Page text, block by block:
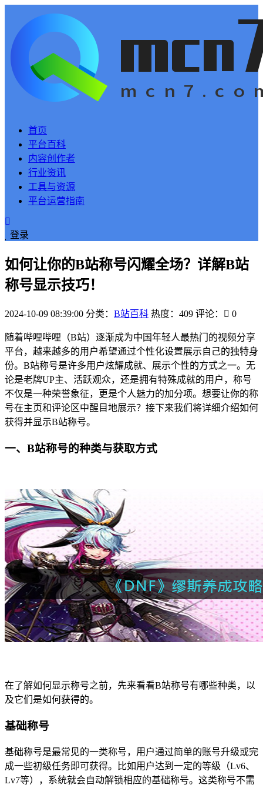
首页
平台百科
内容创作者
行业资讯
工具与资源
平台运营指南
登录
如何让你的B站称号闪耀全场？详解B站
称号显示技巧！
2024-10-09 08:39:00 分类： B站百科 热度：409 评论： 0
随着哔哩哔哩（B站）逐渐成为中国年轻人最热门的视频分享
平台，越来越多的用户希望通过个性化设置展示自己的独特身
份。B站称号是许多用户炫耀成就、展示个性的方式之一。无
论是老牌UP主、活跃观众，还是拥有特殊成就的用户，称号
不仅是一种荣誉象征，更是个人魅力的加分项。想要让你的称
号在主页和评论区中醒目地展示？接下来我们将详细介绍如何
获得并显示B站称号。
一、B站称号的种类与获取方式
在了解如何显示称号之前，先来看看B站称号有哪些种类，以
及它们是如何获得的。
基础称号
基础称号是最常见的一类称号，用户通过简单的账号升级或完
成一些初级任务即可获得。比如用户达到一定的等级（Lv6、
Lv7等），系统就会自动解锁相应的基础称号。这类称号不需